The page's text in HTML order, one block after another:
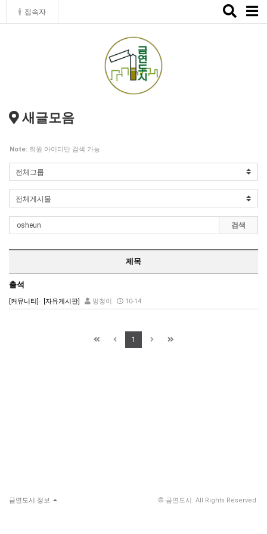
접속자
Toggle
새글모음
Note: 회원 아이디만 검색 가능
검색
제목
출석
[커뮤니티] [자유게시판] 멍청이 10-14
1
금연도시 정보 © 금연도시. All Rights Reserved.